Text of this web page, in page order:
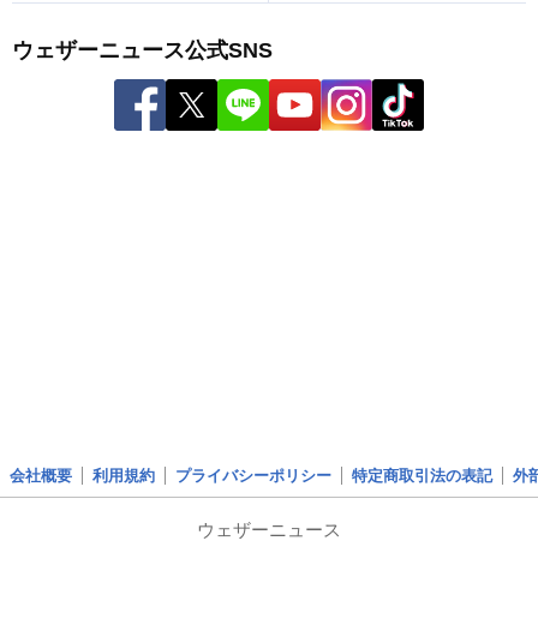
ウェザーニュース公式SNS
会社概要 利用規約 プライバシーポリシー 特定商取引法の表記 外
ウェザーニュース